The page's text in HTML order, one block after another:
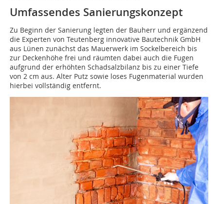
Umfassendes Sanierungskonzept
Zu Beginn der Sanierung legten der Bauherr und ergänzend
die Experten von Teutenberg innovative Bautechnik GmbH
aus Lünen zunächst das Mauerwerk im Sockelbereich bis
zur Deckenhöhe frei und räumten dabei auch die Fugen
aufgrund der erhöhten Schadsalzbilanz bis zu einer Tiefe
von 2 cm aus. Alter Putz sowie loses Fugenmaterial wurden
hierbei vollständig entfernt.